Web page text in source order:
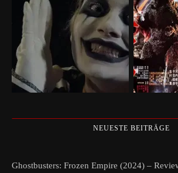
NEUESTE BEITRÄGE
Ghostbusters: Frozen Empire (2024) –